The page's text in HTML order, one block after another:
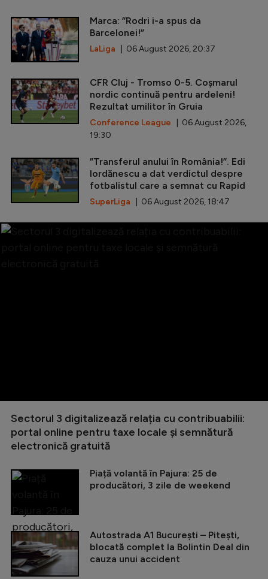
Marca: ”Rodri i-a spus da
Barcelonei!”
LaLiga | 06 August 2026, 20:37
CFR Cluj - Tromso 0-5. Coșmarul
nordic continuă pentru ardeleni!
Rezultat umilitor în Gruia
Conference League | 06 August 2026,
19:30
”Transferul anului în România!”. Edi
Iordănescu a dat verdictul despre
fotbalistul care a semnat cu Rapid
SuperLiga | 06 August 2026, 18:47
Sectorul 3 digitalizează relația cu contribuabilii:
portal online pentru taxe locale și semnătură
electronică gratuită
Piață volantă în Pajura: 25 de
producători, 3 zile de weekend
Autostrada A1 București – Pitești,
blocată complet la Bolintin Deal din
cauza unui accident